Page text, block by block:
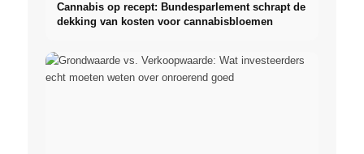
Cannabis op recept: Bundesparlement schrapt de
dekking van kosten voor cannabisbloemen